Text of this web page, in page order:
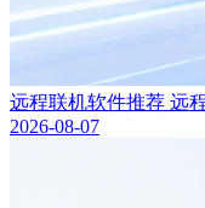
远程联机软件推荐 远
2026-08-07